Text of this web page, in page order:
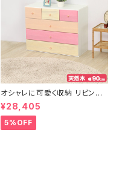
オシャレに可愛く収納 リビング
用ローチェスト 4段 幅90cm
天然木（桐）日本製｜petora-
ペトラ- SH-08-PTR90
¥28,405
5%OFF